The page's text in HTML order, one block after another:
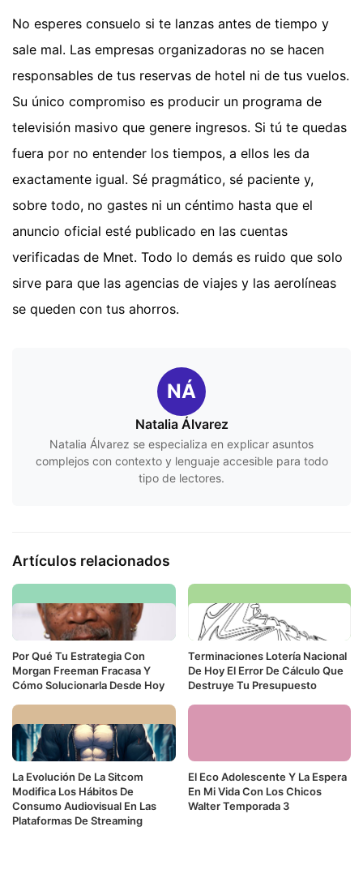
No esperes consuelo si te lanzas antes de tiempo y
sale mal. Las empresas organizadoras no se hacen
responsables de tus reservas de hotel ni de tus vuelos.
Su único compromiso es producir un programa de
televisión masivo que genere ingresos. Si tú te quedas
fuera por no entender los tiempos, a ellos les da
exactamente igual. Sé pragmático, sé paciente y,
sobre todo, no gastes ni un céntimo hasta que el
anuncio oficial esté publicado en las cuentas
verificadas de Mnet. Todo lo demás es ruido que solo
sirve para que las agencias de viajes y las aerolíneas
se queden con tus ahorros.
NÁ
Natalia Álvarez
Natalia Álvarez se especializa en explicar asuntos
complejos con contexto y lenguaje accesible para todo
tipo de lectores.
Artículos relacionados
Por Qué Tu Estrategia Con
Morgan Freeman Fracasa Y
Cómo Solucionarla Desde Hoy
Terminaciones Lotería Nacional
De Hoy El Error De Cálculo Que
Destruye Tu Presupuesto
La Evolución De La Sitcom
Modifica Los Hábitos De
Consumo Audiovisual En Las
Plataformas De Streaming
El Eco Adolescente Y La Espera
En Mi Vida Con Los Chicos
Walter Temporada 3